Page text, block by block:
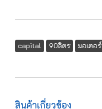
capital 90ลิตร มอเตอร์
สินค้าเกี่ยวข้อง